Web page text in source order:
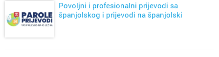
Povoljni i profesionalni prijevodi sa
španjolskog i prijevodi na španjolski